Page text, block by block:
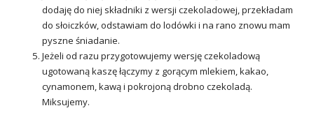
dodaję do niej składniki z wersji czekoladowej, przekładam
do słoiczków, odstawiam do lodówki i na rano znowu mam
pyszne śniadanie.
Jeżeli od razu przygotowujemy wersję czekoladową
ugotowaną kaszę łączymy z gorącym mlekiem, kakao,
cynamonem, kawą i pokrojoną drobno czekoladą.
Miksujemy.